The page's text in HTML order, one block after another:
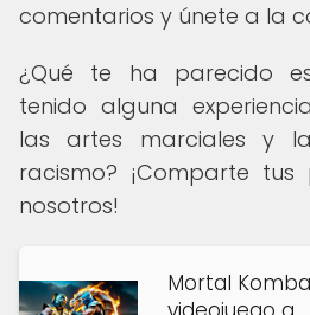
comentarios y únete a la
¿Qué te ha parecido
tenido alguna
las artes marciales y
racismo? ¡Comparte tus
nosotros!
Mortal